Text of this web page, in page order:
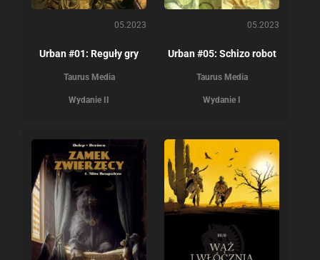
05.2023
Urban #01: Reguły gry
Taurus Media
Wydanie II
05.2023
Urban #05: Schizo robot
Taurus Media
Wydanie I